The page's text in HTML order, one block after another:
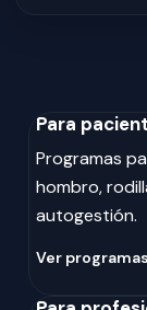
Para
Programas
hombro,
autogestión.
Ver